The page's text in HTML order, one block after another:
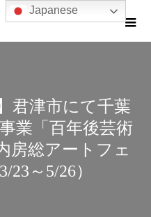
君津市にて千葉
業「百年後芸術
房総アートフェ
23～5/26）
Japanese